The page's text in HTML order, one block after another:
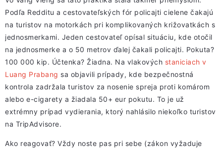
Podľa Redditu a cestovateľských fór policajti cielene čakajú
na turistov na motorkách pri komplikovaných križovatkách s
jednosmerkami. Jeden cestovateľ opísal situáciu, kde otočil
na jednosmerke a o 50 metrov ďalej čakali policajti. Pokuta?
100 000 kip. Účtenka? Žiadna. Na vlakových staniciach v
Luang Prabang sa objavili prípady, kde bezpečnostná
kontrola zadržala turistov za nosenie spreja proti komárom
alebo e-cigarety a žiadala 50+ eur pokutu. To je už
extrémny prípad vydierania, ktorý nahlásilo niekoľko turistov
na TripAdvisore.
Ako reagovať? Vždy noste pas pri sebe (zákon vyžaduje